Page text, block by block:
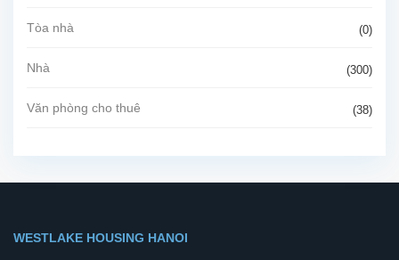
Tòa nhà (0)
Nhà (300)
Văn phòng cho thuê (38)
WESTLAKE HOUSING HANOI